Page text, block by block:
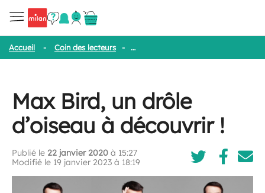
Accueil - Coin des lecteurs - Max Bird, un drôle d’oiseau à
Max Bird, un drôle
d’oiseau à découvrir !
Publié le 22 janvier 2020 à 15:27
Modifié le 19 janvier 2023 à 18:19